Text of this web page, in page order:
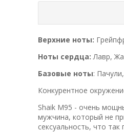
Верхние ноты:
Ноты сердца: Лавр,
Базовые ноты:
Конкурентное
Shaik M95 - очень
мужчина, который не
сексуальность, что